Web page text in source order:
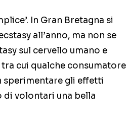
In Gran Bretagna si
all’anno, ma non se
sul cervello umano e
cui qualche consumatore
sperimentare gli effetti
di volontari una bella